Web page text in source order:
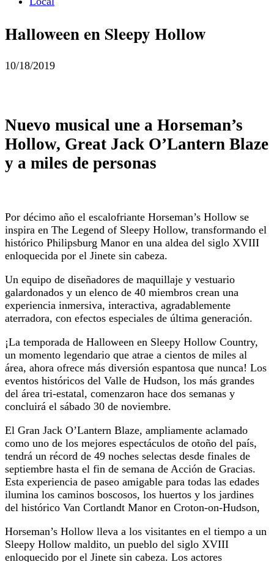
Halloween en Sleepy Hollow
10/18/2019
Nuevo musical une a Horseman’s
Hollow, Great Jack O’Lantern Blaze
y a miles de personas
Por décimo año el escalofriante Horseman’s Hollow se
inspira en The Legend of Sleepy Hollow, transformando el
histórico Philipsburg Manor en una aldea del siglo XVIII
enloquecida por el Jinete sin cabeza.
Un equipo de diseñadores de maquillaje y vestuario
galardonados y un elenco de 40 miembros crean una
experiencia inmersiva, interactiva, agradablemente
aterradora, con efectos especiales de última generación.
¡La temporada de Halloween en Sleepy Hollow Country,
un momento legendario que atrae a cientos de miles al
área, ahora ofrece más diversión espantosa que nunca! Los
eventos históricos del Valle de Hudson, los más grandes
del área tri-estatal, comenzaron hace dos semanas y
concluirá el sábado 30 de noviembre.
El Gran Jack O’Lantern Blaze, ampliamente aclamado
como uno de los mejores espectáculos de otoño del país,
tendrá un récord de 49 noches selectas desde finales de
septiembre hasta el fin de semana de Acción de Gracias.
Esta experiencia de paseo amigable para todas las edades
ilumina los caminos boscosos, los huertos y los jardines
del histórico Van Cortlandt Manor en Croton-on-Hudson,
Horseman’s Hollow lleva a los visitantes en el tiempo a un
Sleepy Hollow maldito, un pueblo del siglo XVIII
enloquecido por el Jinete sin cabeza. Los actores